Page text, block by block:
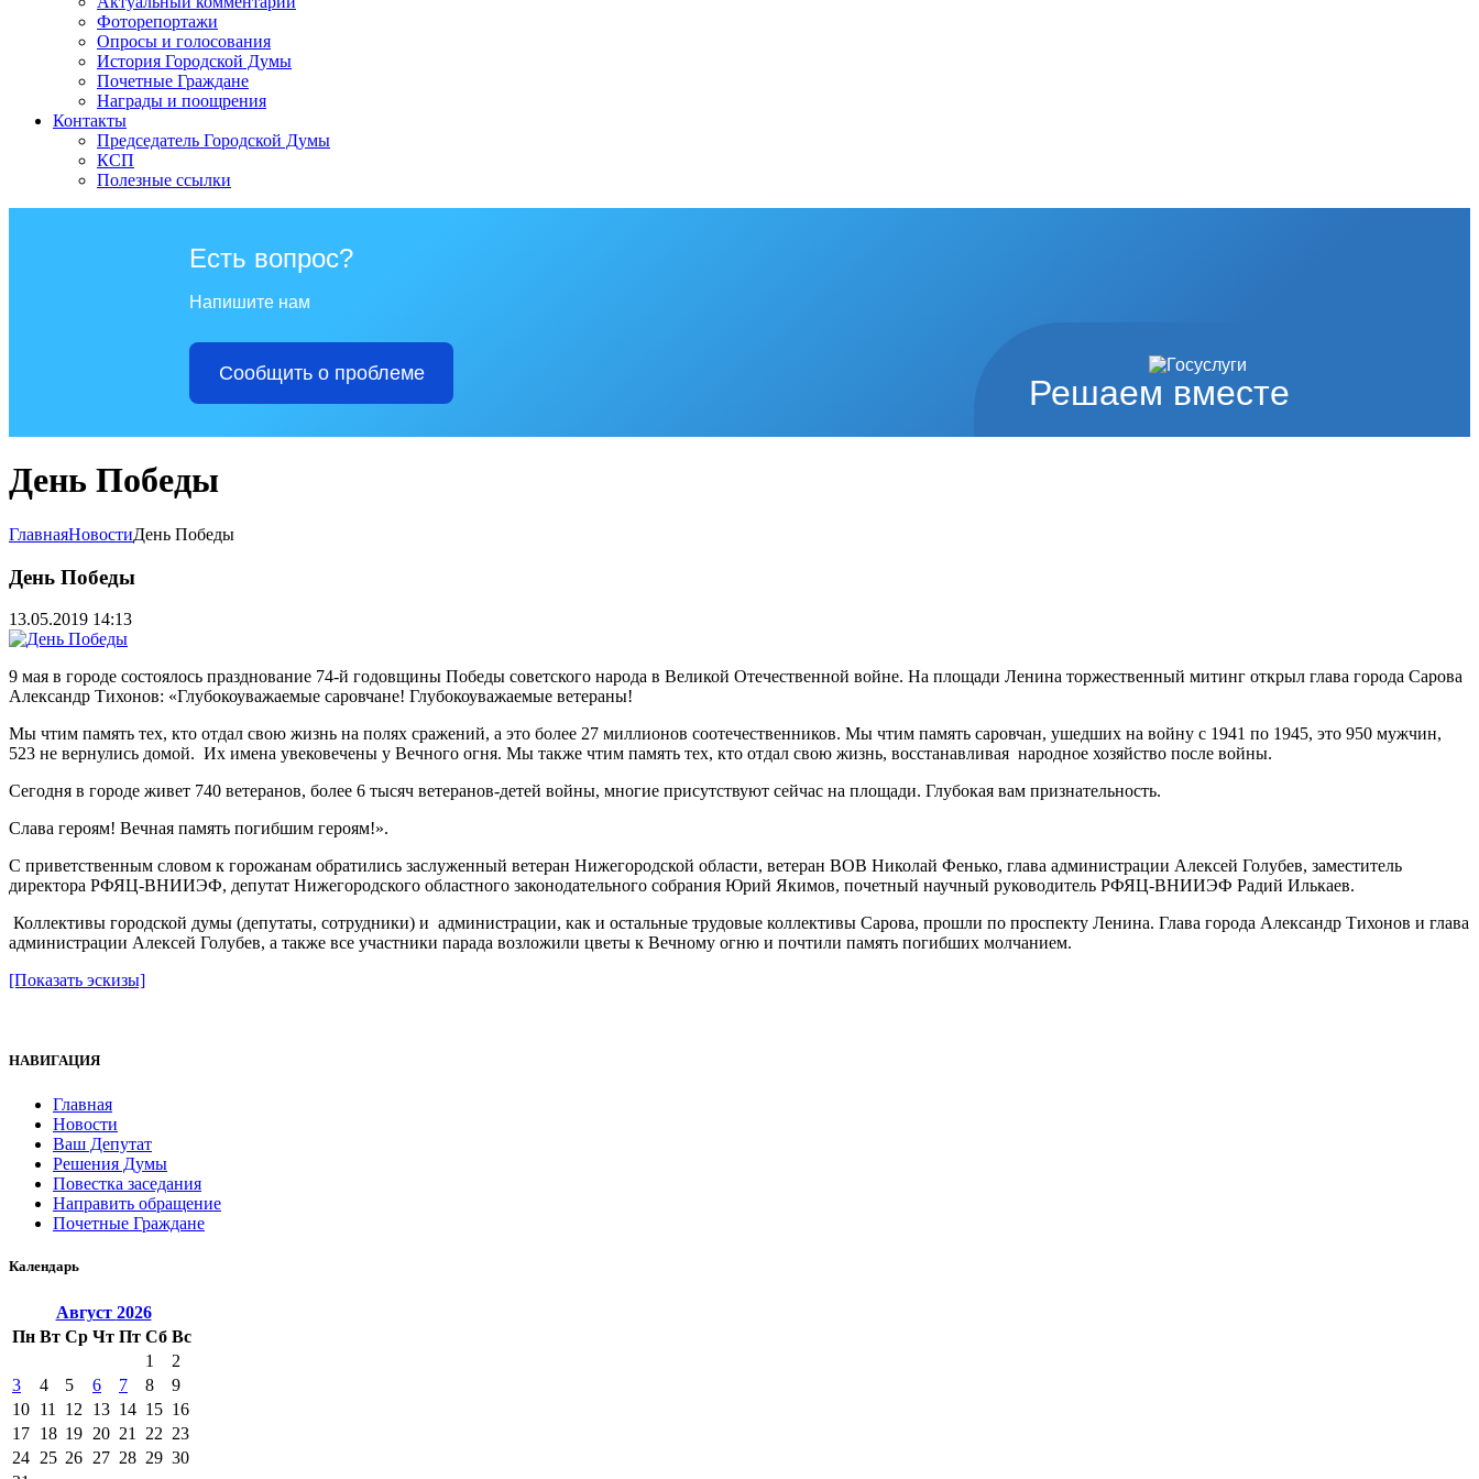
Фоторепортажи
Опросы и голосования
История Городской Думы
Почетные Граждане
Награды и поощрения
Контакты
Председатель Городской Думы
КСП
Полезные ссылки
Решаем вместе
Есть вопрос?
Напишите нам
Сообщить о проблеме
День Победы
ГлавнаяНовостиДень Победы
День Победы
13.05.2019 14:13
9 мая в городе состоялось празднование 74-й годовщины Победы советского народа в Великой Отечественной войне. На площади Ленина торжественный митинг открыл глава города Сарова
Александр Тихонов: «Глубокоуважаемые саровчане! Глубокоуважаемые ветераны!
Мы чтим память тех, кто отдал свою жизнь на полях сражений, а это более 27 миллионов соотечественников. Мы чтим память саровчан, ушедших на войну с 1941 по 1945, это 950 мужчин,
523 не вернулись домой. Их имена увековечены у Вечного огня. Мы также чтим память тех, кто отдал свою жизнь, восстанавливая народное хозяйство после войны.
Сегодня в городе живет 740 ветеранов, более 6 тысяч ветеранов-детей войны, многие присутствуют сейчас на площади. Глубокая вам признательность.
Слава героям! Вечная память погибшим героям!».
С приветственным словом к горожанам обратились заслуженный ветеран Нижегородской области, ветеран ВОВ Николай Фенько, глава администрации Алексей Голубев, заместитель
директора РФЯЦ-ВНИИЭФ, депутат Нижегородского областного законодательного собрания Юрий Якимов, почетный научный руководитель РФЯЦ-ВНИИЭФ Радий Илькаев.
Коллективы городской думы (депутаты, сотрудники) и администрации, как и остальные трудовые коллективы Сарова, прошли по проспекту Ленина. Глава города Александр Тихонов и глава
администрации Алексей Голубев, а также все участники парада возложили цветы к Вечному огню и почтили память погибших молчанием.
[Показать эскизы]
НАВИГАЦИЯ
Главная
Новости
Ваш Депутат
Решения Думы
Повестка заседания
Направить обращение
Почетные Граждане
Календарь
Август 2026
Пн Вт Ср Чт Пт Сб Вс
1
2
3
4 5 6 7 8
9
10 11 12 13 14 15 16
17 18 19 20 21 22 23
24 25 26 27 28 29 30